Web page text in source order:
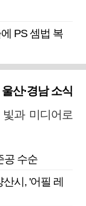
PS 셈법 복
울산·경남 소식
과 미디어로
공 수순
시, '어필 레